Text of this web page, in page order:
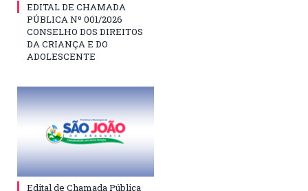
EDITAL DE CHAMADA
PÚBLICA Nº 001/2026
CONSELHO DOS DIREITOS
DA CRIANÇA E DO
ADOLESCENTE
Edital de Chamada Pública